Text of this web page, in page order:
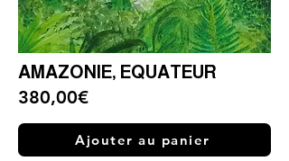
AMAZONIE, EQUATEUR
380,00€
Ajouter au panier